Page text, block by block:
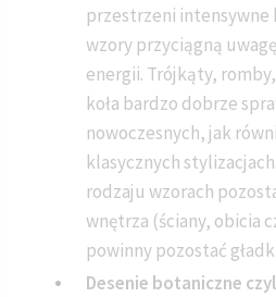
przestrzeni intensywne
wzory przyciągną
energii. Trójkąty,
koła bardzo dobrze
nowoczesnych, jak
klasycznych
rodzaju wzorach
wnętrza (ściany, obicia
powinny pozostać
Desenie botaniczne